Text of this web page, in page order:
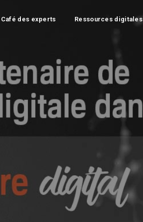
Café des experts
Ressources digitales